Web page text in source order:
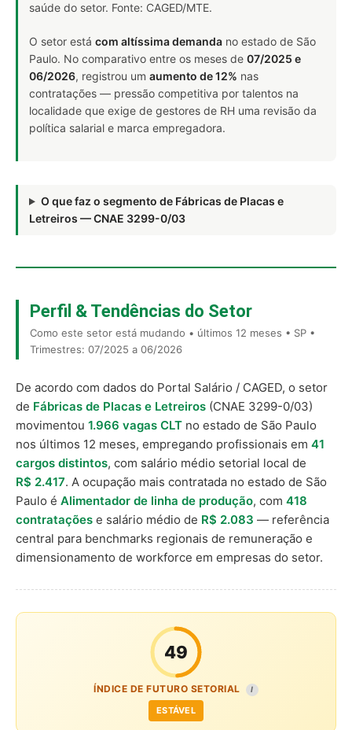
saúde do setor. Fonte: CAGED/MTE.
O setor está com altíssima demanda no estado de São
Paulo. No comparativo entre os meses de 07/2025 e
06/2026, registrou um aumento de 12% nas
contratações — pressão competitiva por talentos na
localidade que exige de gestores de RH uma revisão da
política salarial e marca empregadora.
O que faz o segmento de Fábricas de Placas e
Letreiros — CNAE 3299-0/03
Perfil & Tendências do Setor
Como este setor está mudando • últimos 12 meses • SP •
Trimestres: 07/2025 a 06/2026
De acordo com dados do Portal Salário / CAGED, o setor
de Fábricas de Placas e Letreiros (CNAE 3299-0/03)
movimentou 1.966 vagas CLT no estado de São Paulo
nos últimos 12 meses, empregando profissionais em 41
cargos distintos, com salário médio setorial local de
R$ 2.417. A ocupação mais contratada no estado de São
Paulo é Alimentador de linha de produção, com 418
contratações e salário médio de R$ 2.083 — referência
central para benchmarks regionais de remuneração e
dimensionamento de workforce em empresas do setor.
49
ÍNDICE DE FUTURO SETORIAL I
ESTÁVEL